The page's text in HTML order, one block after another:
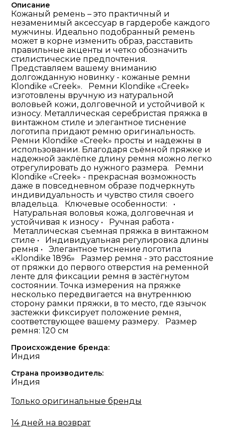
Описание
Кожаный ремень – это практичный и
незаменимый аксессуар в гардеробе каждого
мужчины. Идеально подобранный ремень
может в корне изменить образ, расставить
правильные акценты и четко обозначить
стилистические предпочтения.
Представляем вашему вниманию
долгожданную новинку - кожаные ремни
Klondike «Creek». Ремни Klondike «Creek»
изготовлены вручную из натуральной
воловьей кожи, долговечной и устойчивой к
износу. Металлическая серебристая пряжка в
винтажном стиле и элегантное тиснение
логотипа придают ремню оригинальность.
Ремни Klondike «Creek» просты и надежны в
использовании. Благодаря съёмной пряжке и
надежной заклёпке длину ремня можно легко
отрегулировать до нужного размера. Ремни
Klondike «Creek» - прекрасная возможность
даже в повседневном образе подчеркнуть
индивидуальность и чувство стиля своего
владельца. Ключевые особенности: •
Натуральная воловья кожа, долговечная и
устойчивая к износу • Ручная работа •
Металлическая съемная пряжка в винтажном
стиле • Индивидуальная регулировка длины
ремня • Элегантное тиснение логотипа
«Klondike 1896» Размер ремня - это расстояние
от пряжки до первого отверстия на ременной
ленте для фиксации ремня в застёгнутом
состоянии. Точка измерения на пряжке
несколько передвигается на внутреннюю
сторону рамки пряжки, в то место, где язычок
застежки фиксирует положение ремня,
соответствующее вашему размеру. Размер
ремня: 120 см
Происхождение бренда:
Индия
Страна производитель:
Индия
Только оригинальные бренды
14 дней на возврат